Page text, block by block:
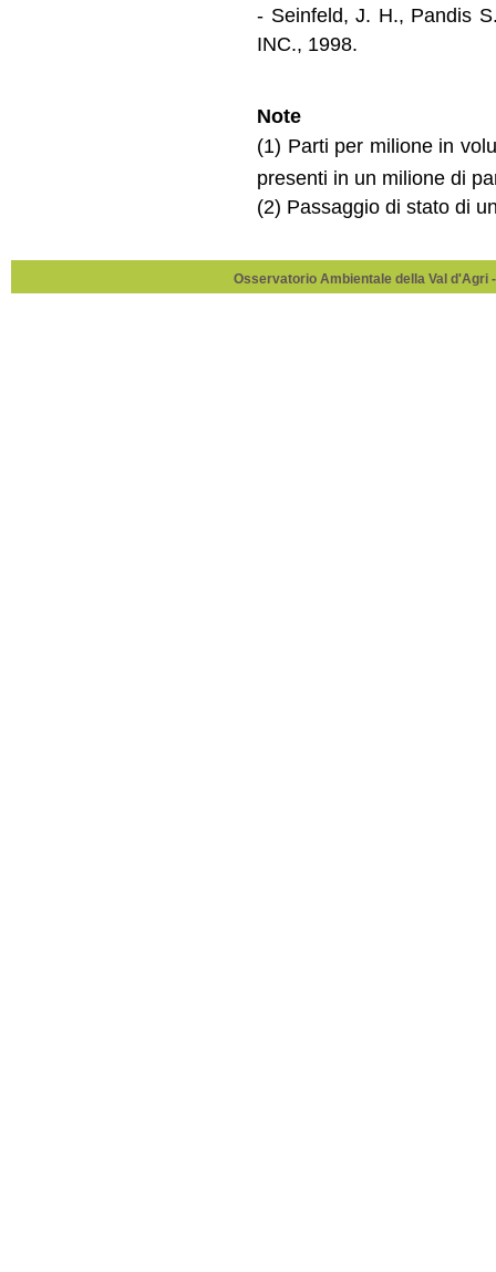
- Seinfeld, J. H., Pandis
INC., 1998.
Note
(1) Parti per milione in
presenti in un milione di
(2) Passaggio di stato di
Osservatorio Ambientale della Val d'Agri